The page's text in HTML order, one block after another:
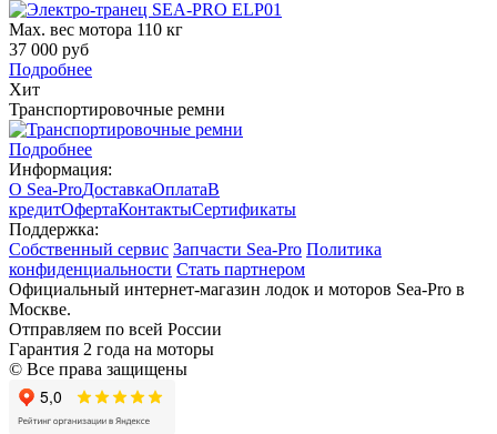
Мах. вес мотора 110 кг
37 000 руб
Подробнее
Хит
Транспортировочные ремни
Подробнее
Информация:
О Sea-ProДоставкаОплатаВ
кредитОфертаКонтактыСертификаты
Поддержка:
Собственный сервис Запчасти Sea-Pro Политика
конфиденциальности Стать партнером
Официальный интернет-магазин лодок и моторов Sea-Pro в
Москве.
Отправляем по всей России
Гарантия 2 года на моторы
© Все права защищены